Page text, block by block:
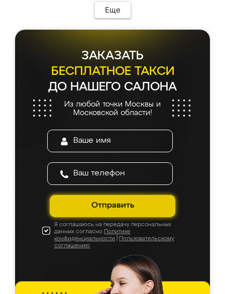
Еще
ЗАКАЗАТЬ
БЕСПЛАТНОЕ ТАКСИ
ДО НАШЕГО САЛОНА
Из любой точки Москвы и
Московской области!
Отправить
Я соглашаюсь на передачу персональных
данных согласно Политике
конфиденциальности
Пользовательскому
соглашению